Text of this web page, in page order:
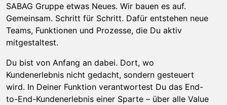
SABAG Gruppe etwas Neues. Wir bauen es auf.
Gemeinsam. Schritt für Schritt. Dafür entstehen neue
Teams, Funktionen und Prozesse, die Du aktiv
mitgestaltest.
Du bist von Anfang an dabei. Dort, wo
Kundenerlebnis nicht gedacht, sondern gesteuert
wird. In Deiner Funktion verantwortest Du das End-
to-End-Kundenerlebnis einer Sparte – über alle Value